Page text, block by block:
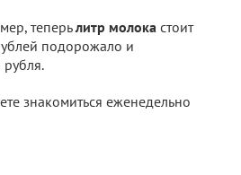
теперьлитр молока стоит
подорожало и
знакомиться еженедельно